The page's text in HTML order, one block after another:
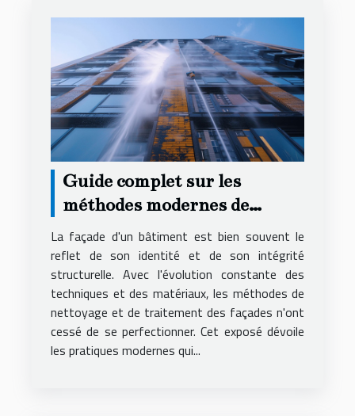
Guide complet sur les
méthodes modernes de
nettoyage et de traitement
des façades
La façade d'un bâtiment est bien souvent le
reflet de son identité et de son intégrité
structurelle. Avec l'évolution constante des
techniques et des matériaux, les méthodes de
nettoyage et de traitement des façades n'ont
cessé de se perfectionner. Cet exposé dévoile
les pratiques modernes qui...